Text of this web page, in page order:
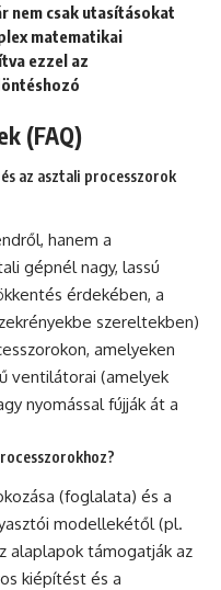
nem csak utasításokat
matematikai
ezzel az
(FAQ)
az asztali processzorok
hanem a
gépnél nagy, lassú
érdekében, a
szereltekben)
amelyeken
ventilátorai (amelyek
nyomással fújják át a
(foglalata) és a
modellekétől (pl.
alaplapok támogatják az
kiépítést és a